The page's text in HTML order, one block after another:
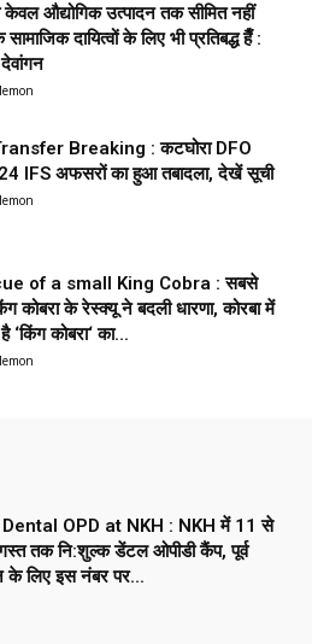
केवल औद्योगिक उत्पादन तक सीमित नहीं
सामाजिक दायित्वों के लिए भी प्रतिबद्ध हैँ :
Breaking : कटघोरा DFO
IFS अफसरों का हुआ तबादला, देखें सूची
of a small King Cobra : सबसे
कोबरा के रेस्क्यू ने बदली धारणा, कोरबा में
है ‘किंग कोबरा‘ का...
OPD at NKH : NKH में 11 से
तक नि:शुल्क डेंटल ओपीडी कैंप, पूर्व
के लिए इस नंबर पर...